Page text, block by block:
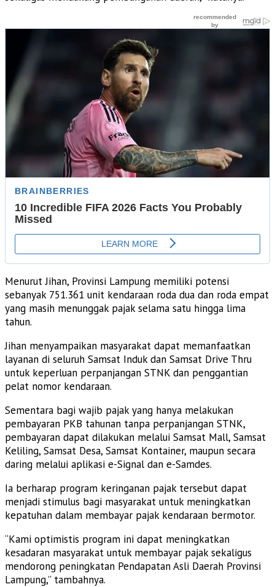
Menurut Jihan, Provinsi Lampung memiliki potensi
sebanyak 751.361 unit kendaraan roda dua dan roda empat
yang masih menunggak pajak selama satu hingga lima
tahun.
Jihan menyampaikan masyarakat dapat memanfaatkan
layanan di seluruh Samsat Induk dan Samsat Drive Thru
untuk keperluan perpanjangan STNK dan penggantian
pelat nomor kendaraan.
Sementara bagi wajib pajak yang hanya melakukan
pembayaran PKB tahunan tanpa perpanjangan STNK,
pembayaran dapat dilakukan melalui Samsat Mall, Samsat
Keliling, Samsat Desa, Samsat Kontainer, maupun secara
daring melalui aplikasi e-Signal dan e-Samdes.
Ia berharap program keringanan pajak tersebut dapat
menjadi stimulus bagi masyarakat untuk meningkatkan
kepatuhan dalam membayar pajak kendaraan bermotor.
“Kami optimistis program ini dapat meningkatkan
kesadaran masyarakat untuk membayar pajak sekaligus
mendorong peningkatan Pendapatan Asli Daerah Provinsi
Lampung,” tambahnya.